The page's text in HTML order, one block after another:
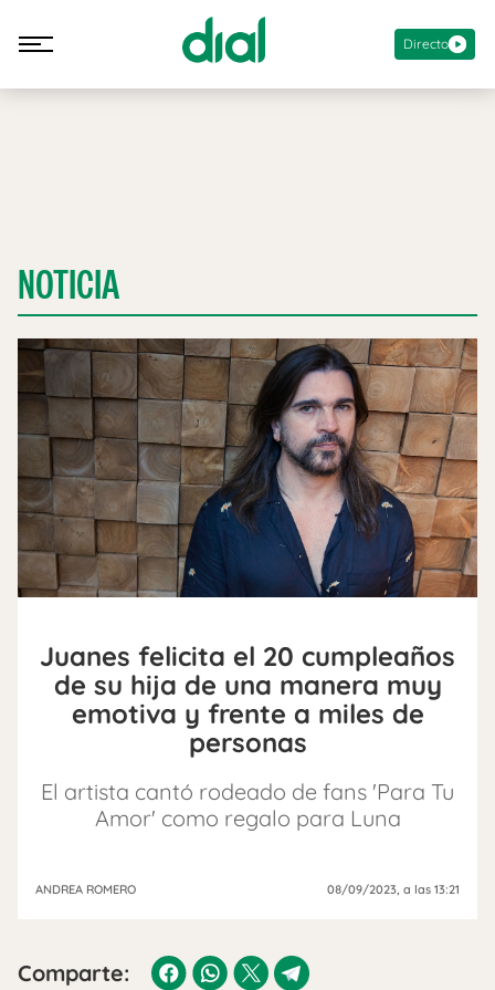
Directo
NOTICIA
Juanes felicita el 20 cumpleaños
de su hija de una manera muy
emotiva y frente a miles de
personas
El artista cantó rodeado de fans 'Para Tu
Amor' como regalo para Luna
ANDREA ROMERO 08/09/2023, a las 13:21
Comparte: